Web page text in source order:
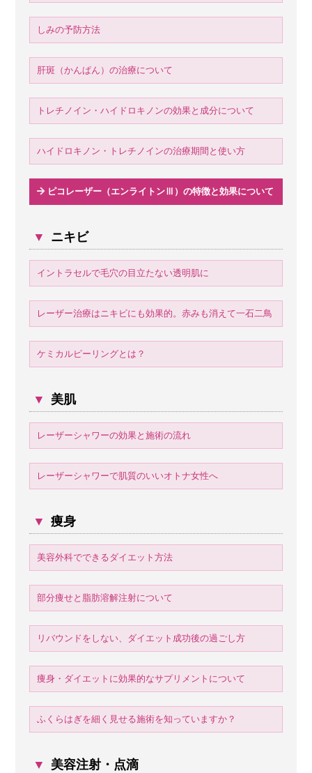
しみの予防方法
肝斑（かんぱん）の治療について
トレチノイン・ハイドロキノンの効果と成分について
ハイドロキノン・トレチノインの治療期間と使い方
ピコレーザー（エンライトンⅢ）の特徴と効果について
▼ ニキビ
イントラセルで毛穴の目立たない透明肌に
レーザー治療はニキビにも効果的。赤みも消えて一石二鳥
ケミカルピーリングとは？
▼ 美肌
レーザーシャワーの効果と施術の流れ
レーザーシャワーで肌質のいいオトナ女性へ
▼ 痩身
美容外科でできるダイエット方法
部分痩せと脂肪溶解注射について
リバウンドをしない、ダイエット成功後の過ごし方
痩身・ダイエットに効果的なサプリメントについて
ふくらはぎを細く見せる施術を知っていますか？
▼ 美容注射・点滴